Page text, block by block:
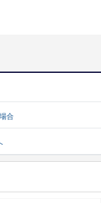
立ち記事・相談室など
合